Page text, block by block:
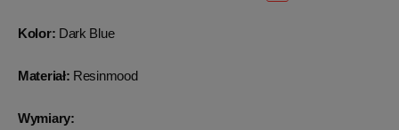
Kolor: Dark Blue
Materiał: Resinmood
Wymiary: